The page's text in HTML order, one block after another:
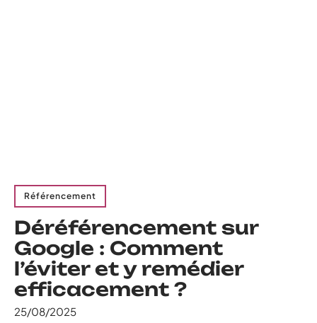
Référencement
Déréférencement sur
Google : Comment
l’éviter et y remédier
efficacement ?
25/08/2025